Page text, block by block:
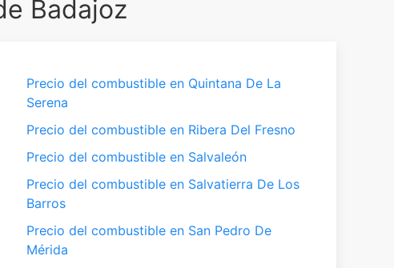
Badajoz
Precio del combustible en Quintana De La
Serena
Precio del combustible en Ribera Del Fresno
Precio del combustible en Salvaleón
Precio del combustible en Salvatierra De Los
Barros
Precio del combustible en San Pedro De
Mérida